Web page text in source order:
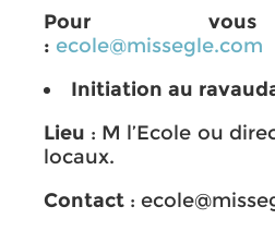
Pour
: ecole@missegle.com
Initiation au
Lieu : M l’Ecole ou
locaux.
Contact :